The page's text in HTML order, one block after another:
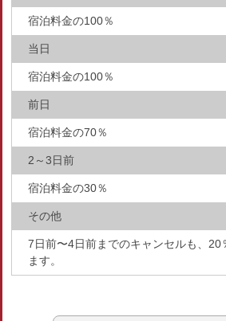
宿泊料金の100％
当日
宿泊料金の100％
前日
宿泊料金の70％
2～3日前
宿泊料金の30％
その他
7日前〜4日前までのキャンセルも、20
ます。